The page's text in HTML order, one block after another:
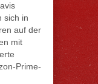
sich in
auf der
mit
Prime-